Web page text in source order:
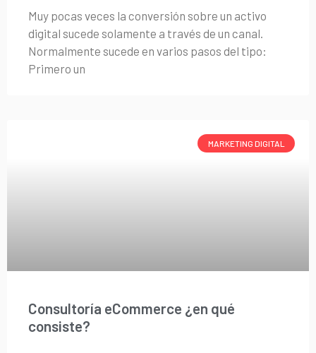
Muy pocas veces la conversión sobre un activo
digital sucede solamente a través de un canal.
Normalmente sucede en varios pasos del tipo:
Primero un
MARKETING DIGITAL
Consultoría eCommerce ¿en qué
consiste?